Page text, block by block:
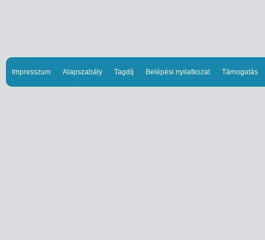
Impresszum Alapszabály Tagdíj Belépési nyilatkozat Támogatás